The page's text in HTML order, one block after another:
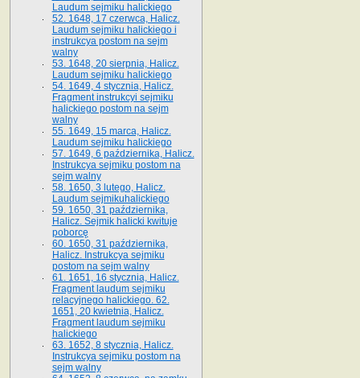
Laudum sejmiku halickiego
52. 1648, 17 czerwca, Halicz.
Laudum sejmiku halickiego i
instrukcya postom na sejm
walny
53. 1648, 20 sierpnia, Halicz.
Laudum sejmiku halickiego
54. 1649, 4 stycznia, Halicz.
Fragment instrukcyi sejmiku
halickiego postom na sejm
walny
55. 1649, 15 marca, Halicz.
Laudum sejmiku halickiego
57. 1649, 6 października, Halicz.
Instrukcya sejmiku postom na
sejm walny
58. 1650, 3 lutego, Halicz.
Laudum sejmikuhalickiego
59. 1650, 31 października,
Halicz. Sejmik halicki kwituje
poborcę
60. 1650, 31 października,
Halicz. Instrukcya sejmiku
postom na sejm walny
61. 1651, 16 stycznia, Halicz.
Fragment laudum sejmiku
relacyjnego halickiego. 62.
1651, 20 kwietnia, Halicz.
Fragment laudum sejmiku
halickiego
63. 1652, 8 stycznia, Halicz.
Instrukcya sejmiku postom na
sejm walny